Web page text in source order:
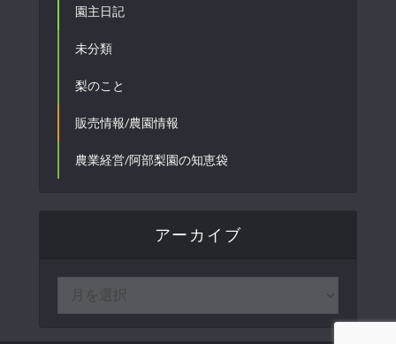
園主日記
未分類
梨のこと
販売情報/農園情報
農業経営/阿部梨園の知恵袋
アーカイブ